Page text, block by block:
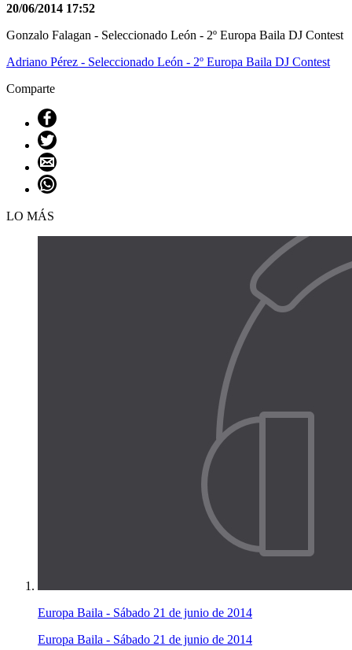
20/06/2014 17:52
Gonzalo Falagan - Seleccionado León - 2º Europa Baila DJ Contest
Adriano Pérez - Seleccionado León - 2º Europa Baila DJ Contest
Comparte
LO MÁS
Europa Baila - Sábado 21 de junio de 2014
Europa Baila - Sábado 21 de junio de 2014